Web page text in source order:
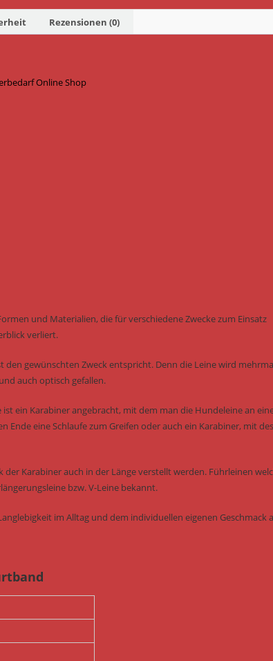
16381
/
Schwarz
Rezensionen (0)
Online Shop
und Materialien, die für verschiedene Zwecke zum Einsatz
verliert.
gewünschten Zweck entspricht. Denn die Leine wird
auch optisch gefallen.
ein Karabiner angebracht, mit dem man die Hundeleine an
eine Schlaufe zum Greifen oder auch ein Karabiner, mit
Karabiner auch in der Länge verstellt werden. Führleinen
bzw. V-Leine bekannt.
im Alltag und dem individuellen eigenen Geschmack